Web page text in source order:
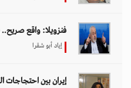
فنزويلا: واقع صريح..
إياد أبو شقرا
إيران بين احتجاجات